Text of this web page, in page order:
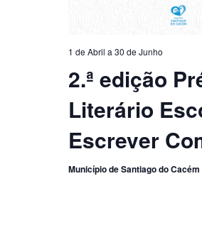
2.ª edição
Literário
Escrever
1 de Abril a 30 de Junho
Município de Santiago do Cacém